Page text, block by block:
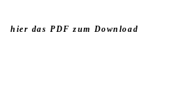
hier das PDF zum Download